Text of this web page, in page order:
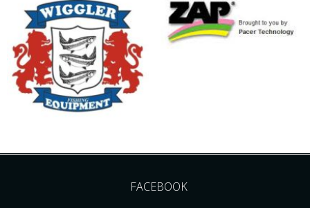
FACEBOOK